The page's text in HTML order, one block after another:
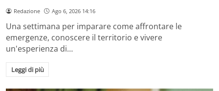
Redazione Ago 6, 2026 14:16
Una settimana per imparare come affrontare le
emergenze, conoscere il territorio e vivere
un'esperienza di…
Leggi di più